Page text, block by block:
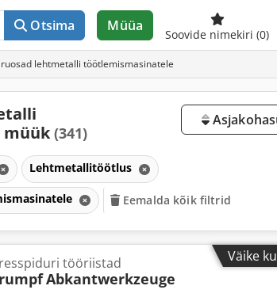
Otsima Müüa
Soovide nimekiri (0)
lehtmetalli töötlemismasinatele
(341)
Lehtmetallitöötlus
Eemalda kõik filtrid
Väike
tööriistad
Abkantwerkzeuge